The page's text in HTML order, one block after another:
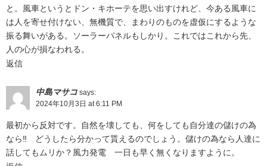
と。風車というとドン・キホーテを思い出すけれど、今ある風車に
は人を寄せ付けない、無機質で、まわりのものを虚仮にするような
振る舞いがある。ソーラーパネルもしかり。これではこれから先、
人の心が損なわれる。
返信
中島マサコ says:
2024年10月3日 at 6:11 PM
最初から反対です。自然を壊しても、何をしても自分達の儲けの為
なら‼️ どうしたら分かって貰えるのでしょう。儲けの為なら人達に
話してもムリか？風力発電 一日も早く無くなりますように。